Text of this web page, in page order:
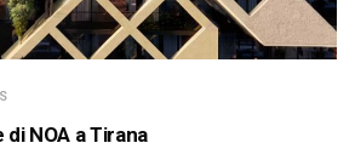
NOA a Tirana